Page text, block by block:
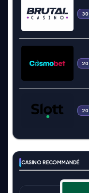
20
20
CASINO RECOMMANDÉ